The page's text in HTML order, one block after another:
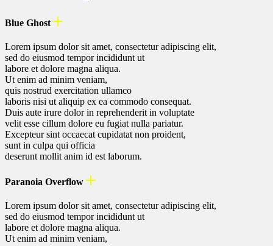
Blue Ghost
Lorem ipsum dolor sit amet, consectetur adipiscing elit,
sed do eiusmod tempor incididunt ut
labore et dolore magna aliqua.
Ut enim ad minim veniam,
quis nostrud exercitation ullamco
laboris nisi ut aliquip ex ea commodo consequat.
Duis aute irure dolor in reprehenderit in voluptate
velit esse cillum dolore eu fugiat nulla pariatur.
Excepteur sint occaecat cupidatat non proident,
sunt in culpa qui officia
deserunt mollit anim id est laborum.
Paranoia Overflow
Lorem ipsum dolor sit amet, consectetur adipiscing elit,
sed do eiusmod tempor incididunt ut
labore et dolore magna aliqua.
Ut enim ad minim veniam,